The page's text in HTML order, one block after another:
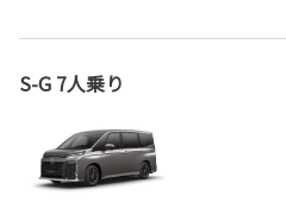
S-G 7人乗り